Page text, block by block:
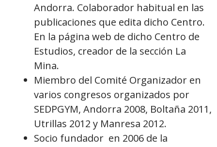
Andorra. Colaborador habitual en las
publicaciones que edita dicho Centro.
En la página web de dicho Centro de
Estudios, creador de la sección La
Mina.
Miembro del Comité Organizador en
varios congresos organizados por
SEDPGYM, Andorra 2008, Boltaña 2011,
Utrillas 2012 y Manresa 2012.
Socio fundador en 2006 de la